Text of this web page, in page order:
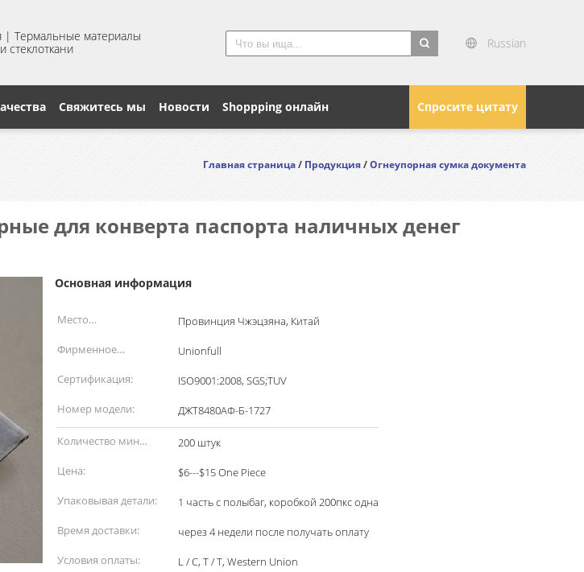
| Термальные материалы
стеклоткани
Russian
Спросите цитату
Свяжитесь мы Новости Shoppping онлайн
Главная страница/Продукция/Огнеупорная сумка документа
для конверта паспорта наличных денег
Основная информация
Место
происхождения:
Провинция Чжэцзяна, Китай
Фирменное
наименование:
Unionfull
Сертификация:
ISO9001:2008, SGS;TUV
Номер модели:
ДЖТ8480АФ-Б-1727
Количество мин
заказа:
200 штук
Цена:
$6---$15 One Piece
Упаковывая детали:
1 часть с полыбаг, коробкой 200пкс одна
Время доставки:
через 4 недели после получать оплату
Условия оплаты:
L / C, T / T, Western Union